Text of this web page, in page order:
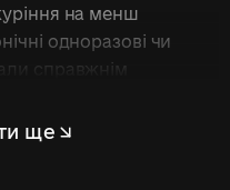
на менш
одноразові чи
справжнім
налаштувань, легко
ще